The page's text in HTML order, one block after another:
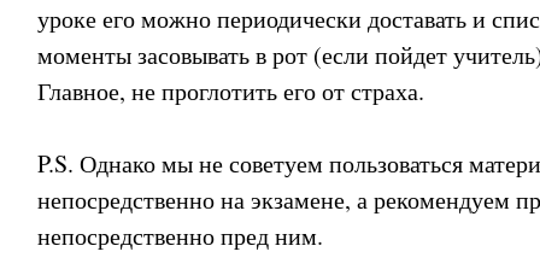
уроке его можно периодически доставать и
моменты засовывать в рот (если пойдет
Главное, не проглотить его от страха.
P.S. Однако мы не советуем пользоваться
непосредственно на экзамене, а рекомендуем
непосредственно пред ним.